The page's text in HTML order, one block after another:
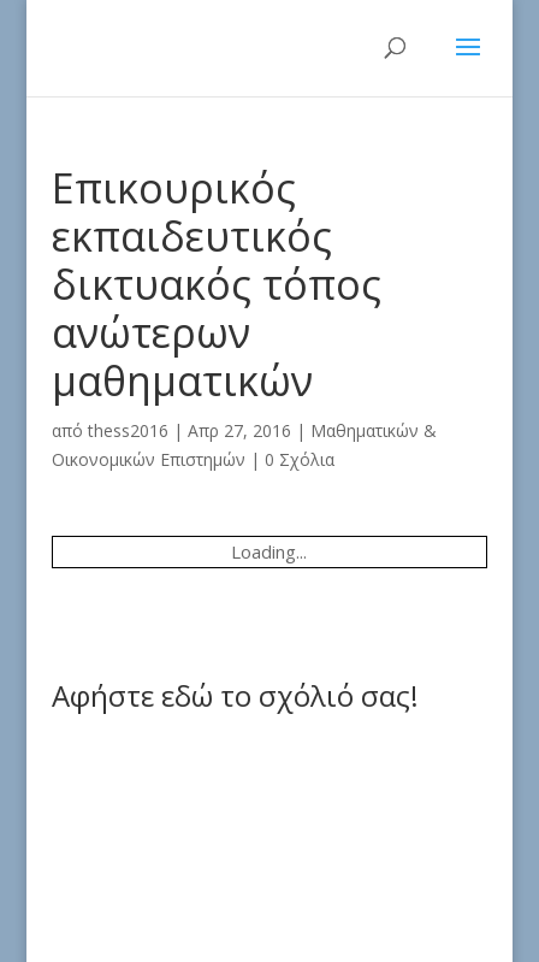
Επικουρικός
εκπαιδευτικός
δικτυακός τόπος
ανώτερων
μαθηματικών
απόthess2016 | Απρ 27, 2016 | Μαθηματικών &
Οικονομικών Επιστημών | 0 Σχόλια
Loading...
Αφήστε εδώ το σχόλιό σας!